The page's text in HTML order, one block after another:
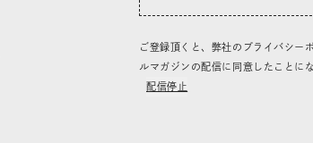
ご登録頂くと、弊社のプライバシー
ルマガジンの配信に同意したことにな
配信停止